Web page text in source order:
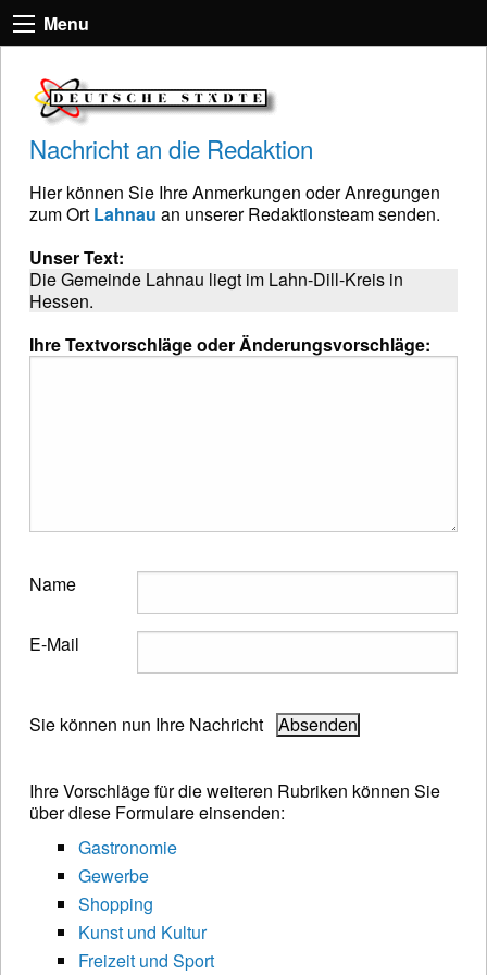
Menu
Nachricht an die Redaktion
Hier können Sie Ihre Anmerkungen oder Anregungen
zum Ort Lahnau an unserer Redaktionsteam senden.
Unser Text:
Die Gemeinde Lahnau liegt im Lahn-Dill-Kreis in
Hessen.
Ihre Textvorschläge oder Änderungsvorschläge:
Name
E-Mail
Sie können nun Ihre Nachricht
Ihre Vorschläge für die weiteren Rubriken können Sie
über diese Formulare einsenden:
Gastronomie
Gewerbe
Shopping
Kunst und Kultur
Freizeit und Sport